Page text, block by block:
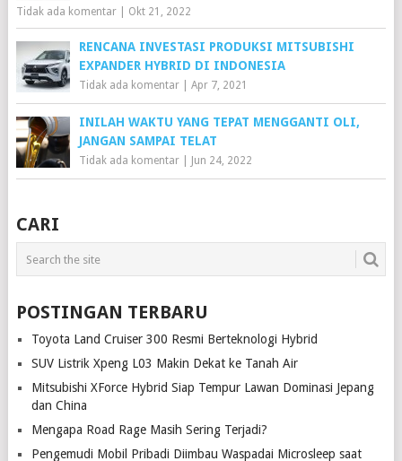
Tidak ada komentar| Okt 21, 2022
RENCANA INVESTASI PRODUKSI MITSUBISHI
EXPANDER HYBRID DI INDONESIA
Tidak ada komentar| Apr 7, 2021
INILAH WAKTU YANG TEPAT MENGGANTI OLI,
JANGAN SAMPAI TELAT
Tidak ada komentar| Jun 24, 2022
CARI
POSTINGAN TERBARU
Toyota Land Cruiser 300 Resmi Berteknologi Hybrid
SUV Listrik Xpeng L03 Makin Dekat ke Tanah Air
Mitsubishi XForce Hybrid Siap Tempur Lawan Dominasi Jepang
dan China
Mengapa Road Rage Masih Sering Terjadi?
Pengemudi Mobil Pribadi Diimbau Waspadai Microsleep saat